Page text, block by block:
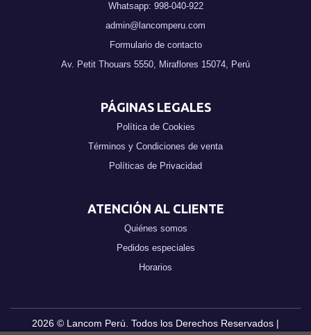
Whatsapp: 998-040-922
admin@lancomperu.com
Formulario de contacto
Av. Petit Thouars 5550, Miraflores 15074, Perú
PÁGINAS LEGALES
Política de Cookies
Términos y Condiciones de venta
Políticas de Privacidad
ATENCIÓN AL CLIENTE
Quiénes somos
Pedidos especiales
Horarios
2026 © Lancom Perú . Todos los Derechos Reservados |